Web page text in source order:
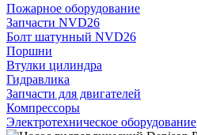
Пожарное оборудование
Запчасти NVD26
Болт шатунный NVD26
Поршни
Втулки цилиндра
Гидравлика
Запчасти для двигателей
Компрессоры
Электротехническое оборудование